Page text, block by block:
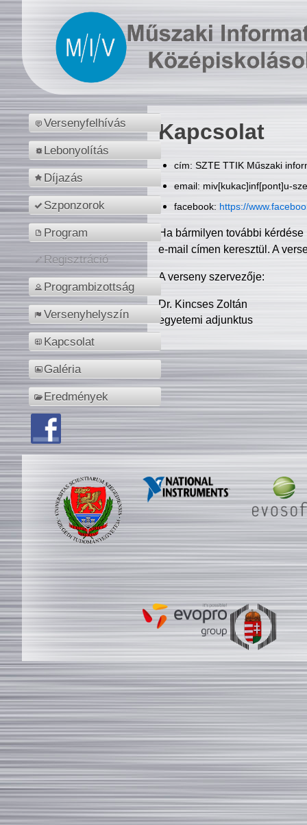
Versenyfelhívás
Lebonyolítás
Díjazás
Szponzorok
Program
Regisztráció
Programbizottság
Versenyhelyszín
Kapcsolat
Galéria
Eredmények
Kapcsolat
cím: SZTE TTIK Műszaki
email: miv[kukac]inf[pont]u-
facebook: https://
Ha bármilyen további
e-mail címen keresztül. A
A verseny szervezője:
Dr. Kincses Zoltán
egyetemi adjunktus